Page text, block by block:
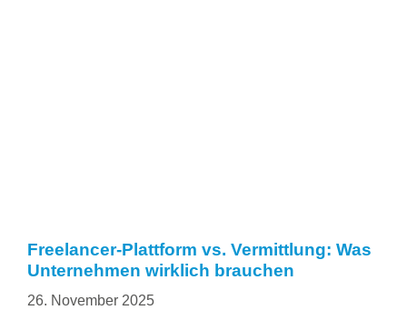
Freelancer-Plattform vs. Vermittlung: Was
Unternehmen wirklich brauchen
26. November 2025